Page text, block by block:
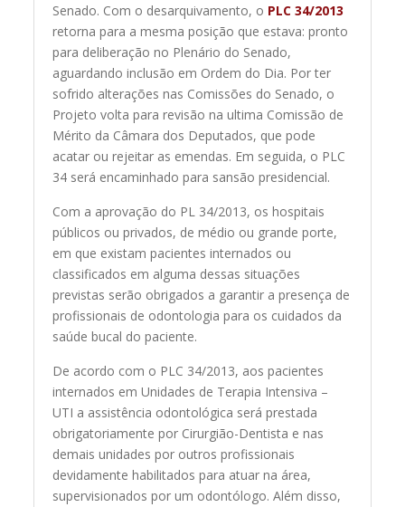
Senado. Com o desarquivamento, o PLC 34/2013
retorna para a mesma posição que estava: pronto
para deliberação no Plenário do Senado,
aguardando inclusão em Ordem do Dia. Por ter
sofrido alterações nas Comissões do Senado, o
Projeto volta para revisão na ultima Comissão de
Mérito da Câmara dos Deputados, que pode
acatar ou rejeitar as emendas. Em seguida, o PLC
34 será encaminhado para sansão presidencial.
Com a aprovação do PL 34/2013, os hospitais
públicos ou privados, de médio ou grande porte,
em que existam pacientes internados ou
classificados em alguma dessas situações
previstas serão obrigados a garantir a presença de
profissionais de odontologia para os cuidados da
saúde bucal do paciente.
De acordo com o PLC 34/2013, aos pacientes
internados em Unidades de Terapia Intensiva –
UTI a assistência odontológica será prestada
obrigatoriamente por Cirurgião-Dentista e nas
demais unidades por outros profissionais
devidamente habilitados para atuar na área,
supervisionados por um odontólogo. Além disso,